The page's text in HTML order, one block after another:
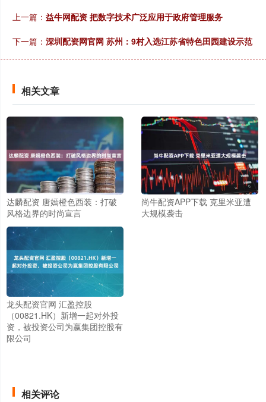
上一篇： 益牛网配资 把数字技术广泛应用于政府管理服务
下一篇： 深圳配资网官网 苏州：9村入选江苏省特色田园建设示范
相关文章
达麟配资 唐嫣橙色西装：打破
风格边界的时尚宣言
尚牛配资APP下载 克里米亚遭
大规模袭击
龙头配资官网 汇盈控股
（00821.HK）新增一起对外投
资，被投资公司为嬴集团控股有
限公司
相关评论